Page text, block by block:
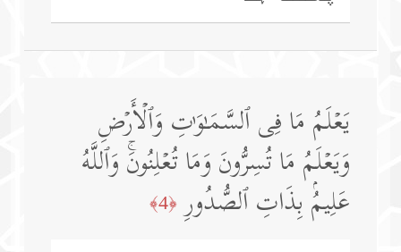
یَعۡلَمُ مَا فِی ٱلسَّمَـٰوَ ٰ⁠تِ وَٱلۡأَرۡضِ
وَیَعۡلَمُ مَا تُسِرُّونَ وَمَا تُعۡلِنُونَۚ وَٱللَّهُ
عَلِیمُۢ بِذَاتِ ٱلصُّدُورِ ﴿4﴾